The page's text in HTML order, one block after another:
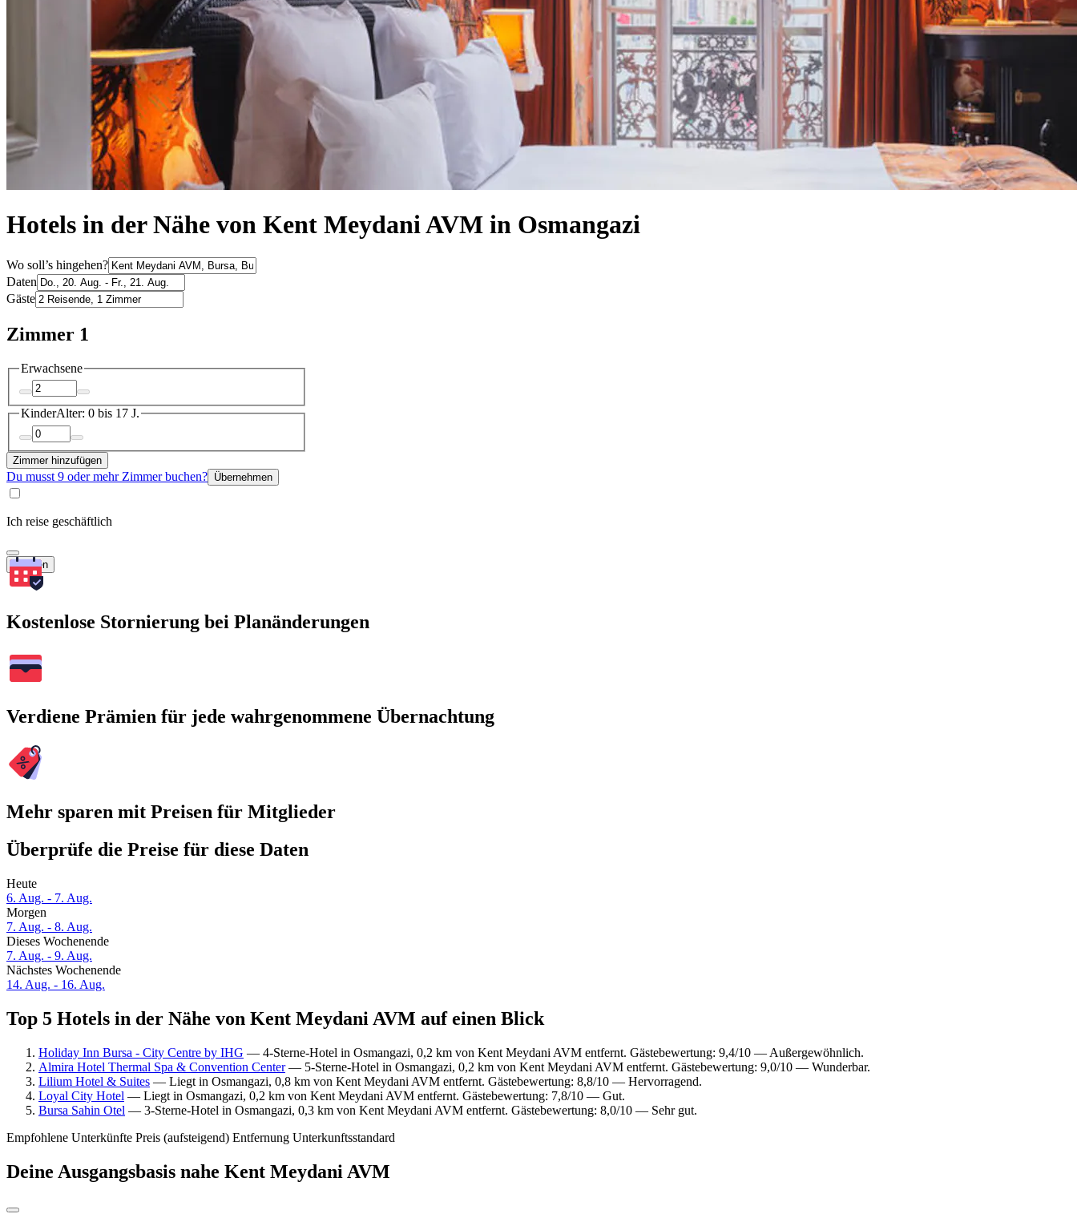
Hotels in der Nähe von Kent Meydani AVM in Osmangazi
Wo soll’s hingehen?
Daten
Gäste
Zimmer 1
Erwachsene
KinderAlter: 0 bis 17 J.
Zimmer hinzufügen
Du musst 9 oder mehr Zimmer buchen? Übernehmen
Ich reise geschäftlich
Suchen
Kostenlose Stornierung bei Planänderungen
Verdiene Prämien für jede wahrgenommene Übernachtung
Mehr sparen mit Preisen für Mitglieder
Überprüfe die Preise für diese Daten
Heute
6. Aug. - 7. Aug.
Morgen
7. Aug. - 8. Aug.
Dieses Wochenende
7. Aug. - 9. Aug.
Nächstes Wochenende
14. Aug. - 16. Aug.
Top 5 Hotels in der Nähe von Kent Meydani AVM auf einen Blick
Holiday Inn Bursa - City Centre by IHG — 4-Sterne-Hotel in Osmangazi, 0,2 km von Kent Meydani AVM entfernt. Gästebewertung: 9,4/10 — Außergewöhnlich.
Almira Hotel Thermal Spa & Convention Center— 5-Sterne-Hotel in Osmangazi, 0,2 km von Kent Meydani AVM entfernt. Gästebewertung: 9,0/10 — Wunderbar.
Lilium Hotel & Suites — Liegt in Osmangazi, 0,8 km von Kent Meydani AVM entfernt. Gästebewertung: 8,8/10 — Hervorragend.
Loyal City Hotel — Liegt in Osmangazi, 0,2 km von Kent Meydani AVM entfernt. Gästebewertung: 7,8/10 — Gut.
Bursa Sahin Otel — 3-Sterne-Hotel in Osmangazi, 0,3 km von Kent Meydani AVM entfernt. Gästebewertung: 8,0/10 — Sehr gut.
Empfohlene Unterkünfte Preis (aufsteigend) Entfernung Unterkunftsstandard
Deine Ausgangsbasis nahe Kent Meydani AVM